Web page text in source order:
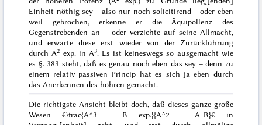
Einheit nöthig sey – also nur noch solicitirend – oder eben
weil gebrochen, erkenne er die Äquipollenz des
Gegenstrebenden an – oderverzichte auf seine Allmacht,
und erwarte diese erst wieder von der Zurückführung
durch A2 exp. in A3. Es ist keineswegs so ausgemacht wie
es §. 383 steht, daß es genau nocheben das sey – denn zu
einem relativ passiven Princip hat es sich ja eben durch
das Anerkennen des höhren gemacht.
Die richtigste Ansicht bleibt doch, daß dieses ganze große
Wesen €\frac{A^3 = B exp.}{A^2 = A=B}€ in